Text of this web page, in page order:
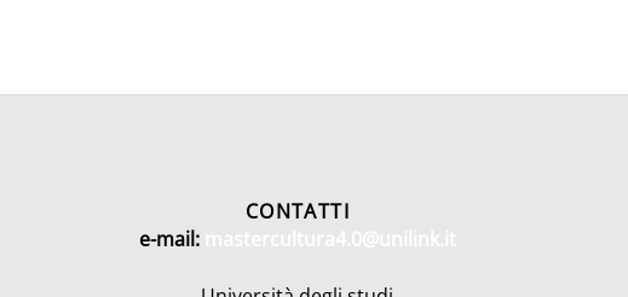
CONTATTI
e-mail: